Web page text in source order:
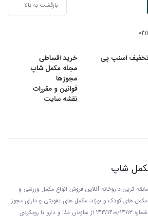
بازگشت به بالا
تخفیف اسنپ پی
خرید اقساطی
مجله مکمل شاپ
مجوزها
قوانین و مقررات
نقشه سایت
مکمل شاپ
ترین داروخانه آنلاین فروش انواع مکمل ورزشی و
های کودک و نوزاد، مکمل های تقویتی و دارای مجوز
از
سازمان غذا و دارو با رويکردی